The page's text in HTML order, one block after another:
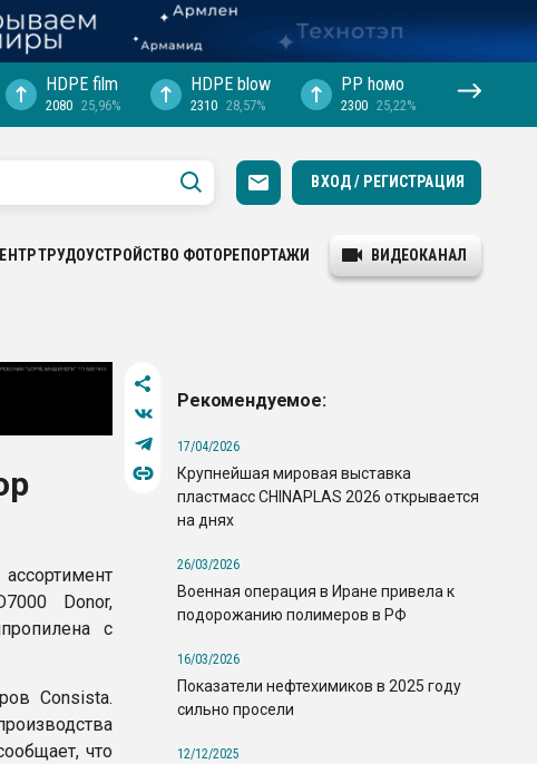
HDPE film
2080 25,96%
HDPE blow
2310 28,57%
PP hомо
2300 25,22%
ВХОД / РЕГИСТРАЦИЯ
ТРУДОУСТРОЙСТВО ФОТОРЕПОРТАЖИ ВИДЕОКАНАЛ
Donor,
с
Consista.
что
Рекомендуемое:
17/04/2026
Крупнейшая мировая выставка
пластмасс CHINAPLAS 2026 открывается
на днях
26/03/2026
Военная операция в Иране привела к
подорожанию полимеров в РФ
16/03/2026
Показатели нефтехимиков в 2025 году
сильно просели
12/12/2025